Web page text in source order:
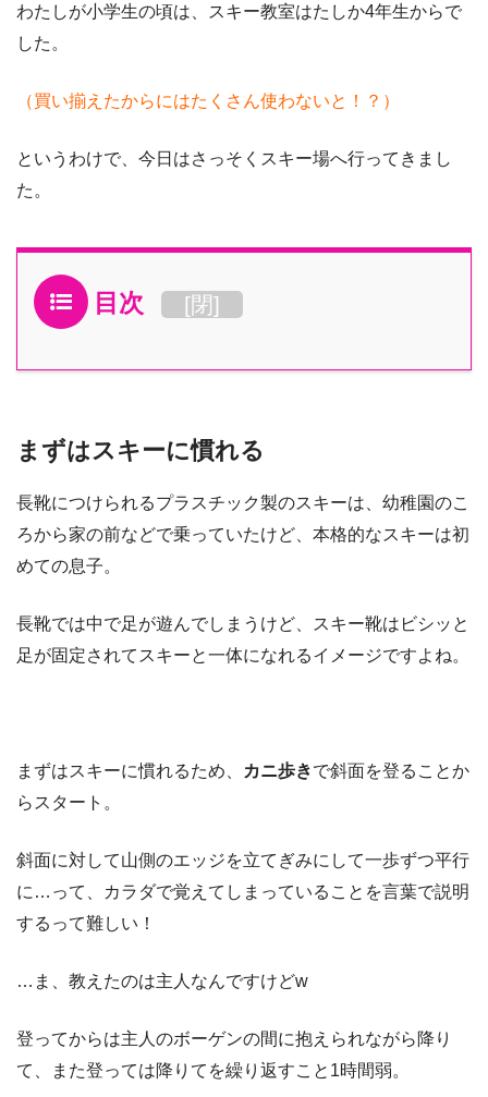
わたしが小学生の頃は、スキー教室はたしか4年生からで
した。
（買い揃えたからにはたくさん使わないと！？）
というわけで、今日はさっそくスキー場へ行ってきまし
た。
目次 [閉]
まずはスキーに慣れる
長靴につけられるプラスチック製のスキーは、幼稚園のこ
ろから家の前などで乗っていたけど、本格的なスキーは初
めての息子。
長靴では中で足が遊んでしまうけど、スキー靴はビシッと
足が固定されてスキーと一体になれるイメージですよね。
まずはスキーに慣れるため、 カニ歩きで斜面を登ることか
らスタート。
斜面に対して山側のエッジを立てぎみにして一歩ずつ平行
に…って、カラダで覚えてしまっていることを言葉で説明
するって難しい！
…ま、教えたのは主人なんですけどw
登ってからは主人のボーゲンの間に抱えられながら降り
て、また登っては降りてを繰り返すこと1時間弱。